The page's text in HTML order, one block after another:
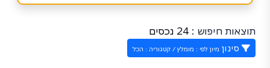
תוצאות חיפוש : 24 נכסים
סינון מיון לפי : מומלץ / קטגוריה : הכל